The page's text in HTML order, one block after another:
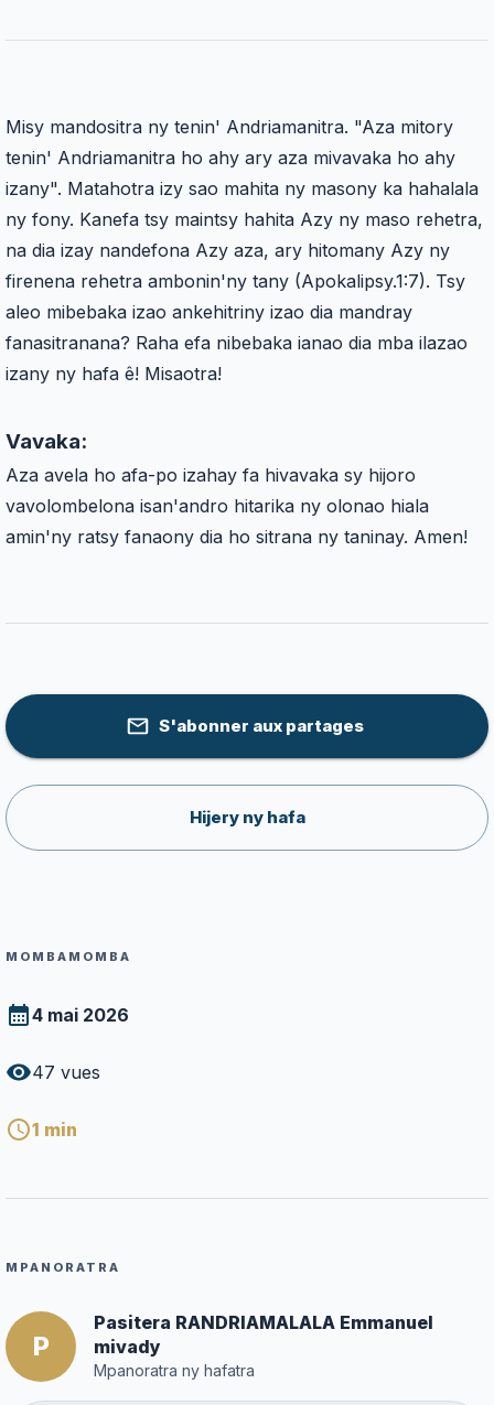
Misy mandositra ny tenin' Andriamanitra. "Aza mitory
tenin' Andriamanitra ho ahy ary aza mivavaka ho ahy
izany". Matahotra izy sao mahita ny masony ka hahalala
ny fony. Kanefa tsy maintsy hahita Azy ny maso rehetra,
na dia izay nandefona Azy aza, ary hitomany Azy ny
firenena rehetra ambonin'ny tany (Apokalipsy.1:7). Tsy
aleo mibebaka izao ankehitriny izao dia mandray
fanasitranana? Raha efa nibebaka ianao dia mba ilazao
izany ny hafa ê! Misaotra!
Vavaka:
Aza avela ho afa-po izahay fa hivavaka sy hijoro
vavolombelona isan'andro hitarika ny olonao hiala
amin'ny ratsy fanaony dia ho sitrana ny taninay. Amen!
S'abonner aux partages
Hijery ny hafa
MOMBAMOMBA
4 mai 2026
47 vues
1 min
MPANORATRA
P
Pasitera RANDRIAMALALA Emmanuel
mivady
Mpanoratra ny hafatra